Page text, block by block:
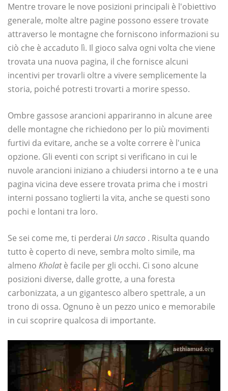
Mentre trovare le nove posizioni principali è l'obiettivo
generale, molte altre pagine possono essere trovate
attraverso le montagne che forniscono informazioni su
ciò che è accaduto lì. Il gioco salva ogni volta che viene
trovata una nuova pagina, il che fornisce alcuni
incentivi per trovarli oltre a vivere semplicemente la
storia, poiché potresti trovarti a morire spesso.
Ombre gassose arancioni appariranno in alcune aree
delle montagne che richiedono per lo più movimenti
furtivi da evitare, anche se a volte correre è l'unica
opzione. Gli eventi con script si verificano in cui le
nuvole arancioni iniziano a chiudersi intorno a te e una
pagina vicina deve essere trovata prima che i mostri
interni possano toglierti la vita, anche se questi sono
pochi e lontani tra loro.
Se sei come me, ti perderai Un sacco . Risulta quando
tutto è coperto di neve, sembra molto simile, ma
almeno Kholatè facile per gli occhi. Ci sono alcune
posizioni diverse, dalle grotte, a una foresta
carbonizzata, a un gigantesco albero spettrale, a un
trono di ossa. Ognuno è un pezzo unico e memorabile
in cui scoprire qualcosa di importante.